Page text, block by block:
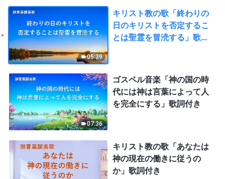
05:39
キリスト教の歌「終わりの
日のキリストを否定するこ
とは聖霊を冒涜する」歌詞
07:36
ゴスペル音楽「神の国の時
代には神は言葉によって人
を完全にする」歌詞付き
キリスト教の歌「あなたは
神の現在の働きに従うの
か」歌詞付き